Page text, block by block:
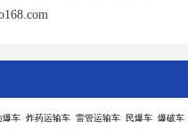
爆车 炸药运输车 雷管运输车 民爆车 爆破